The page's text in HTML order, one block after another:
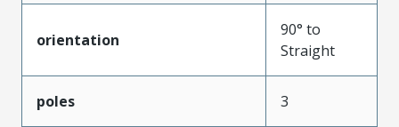
orientation
90° to
Straight
poles 3